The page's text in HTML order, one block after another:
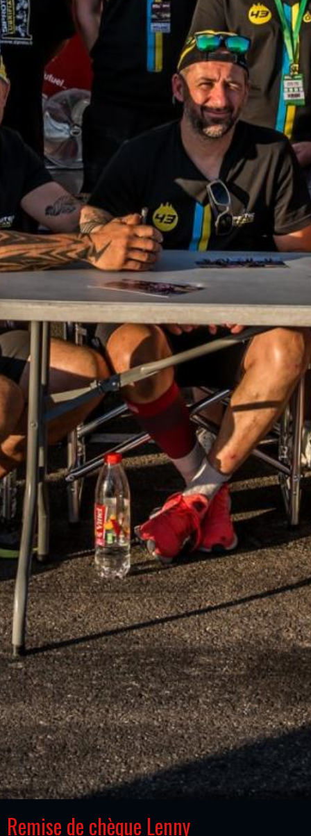
Remise de chèque Lenny